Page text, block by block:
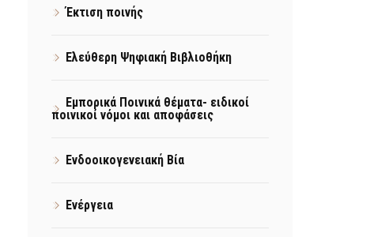
Έκτιση ποινής
Ελεύθερη Ψηφιακή Βιβλιοθήκη
Εμπορικά Ποινικά θέματα- ειδικοί
ποινικοί νόμοι και αποφάσεις
Ενδοοικογενειακή Βία
Ενέργεια